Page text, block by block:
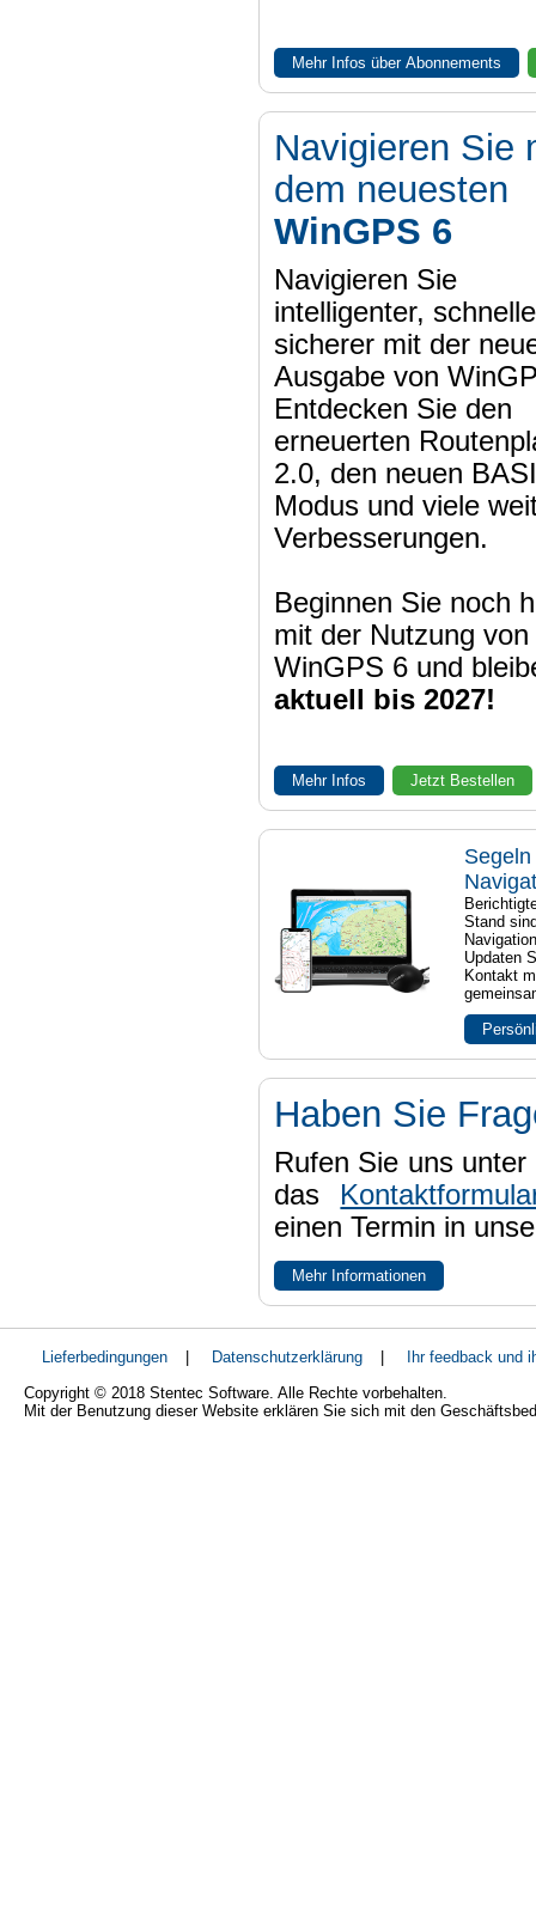
Mehr Infos über Abonnements
Navigieren Sie
dem neuesten
WinGPS 6
Navigieren Sie
intelligenter,
sicherer mit der
Ausgabe von
Entdecken Sie den
erneuerten
2.0, den neuen
Modus und viele
Verbesserungen.
Beginnen Sie noch
mit der Nutzung von
WinGPS 6 und
aktuell bis 2027!
Mehr Infos Jetzt Bestellen
Stand
Updaten
Kontakt
Haben Sie
Rufen Sie uns
das
einen Termin in
Mehr Informationen
Lieferbedingungen | Datenschutzerklärung |
Ihr feedback und
Copyright © 2018 Stentec Software. Alle Rechte vorbehalten.
Mit der Benutzung dieser Website erklären Sie sich mit den